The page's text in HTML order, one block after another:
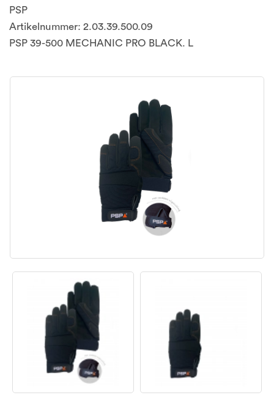
PSP
Artikelnummer: 2.03.39.500.09
PSP 39-500 MECHANIC PRO BLACK. L